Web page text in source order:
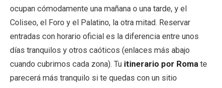
ocupan cómodamente una mañana o una tarde, y el
Coliseo, el Foro y el Palatino, la otra mitad. Reservar
entradas con horario oficial es la diferencia entre unos
días tranquilos y otros caóticos (enlaces más abajo
cuando cubrimos cada zona). Tu itinerario por Roma te
parecerá más tranquilo si te quedas con un sitio